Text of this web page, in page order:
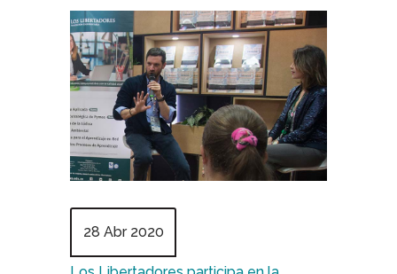
28 Abr 2020